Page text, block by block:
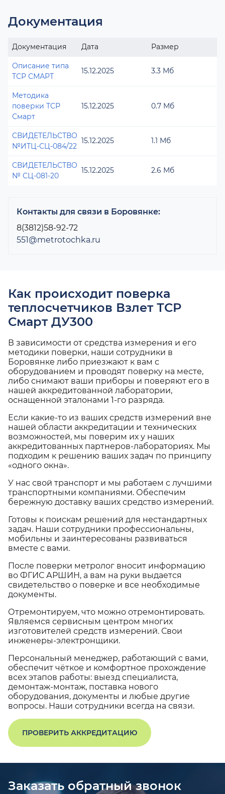
Документация
Документация Дата Размер
Описание типа
ТСР СМАРТ
15.12.2025 3.3 Мб
Методика
поверки ТСР
Смарт
15.12.2025 0.7 Мб
СВИДЕТЕЛЬСТВО
№ИТЦ-СЦ-084/22
15.12.2025 1.1 Мб
СВИДЕТЕЛЬСТВО
№ СЦ-081-20
15.12.2025 2.6 Мб
Контакты для связи в Боровянке:
8(3812)58-92-72
551@metrotochka.ru
Как происходит поверка
теплосчетчиков Взлет ТСР
Смарт ДУ300
В зависимости от средства измерения и его
методики поверки, наши сотрудники в
Боровянке либо приезжают к вам с
оборудованием и проводят поверку на месте,
либо снимают ваши приборы и поверяют его в
нашей аккредитованной лаборатории,
оснащенной эталонами 1-го разряда.
Если какие-то из ваших средств измерений вне
нашей области аккредитации и технических
возможностей, мы поверим их у наших
аккредитованных партнеров-лабораториях. Мы
подходим к решению ваших задач по принципу
«одного окна».
У нас свой транспорт и мы работаем с лучшими
транспортными компаниями. Обеспечим
бережную доставку ваших средство измерений.
Готовы к поискам решений для нестандартных
задач. Наши сотрудники профессиональны,
мобильны и заинтересованы развиваться
вместе с вами.
После поверки метролог вносит информацию
во ФГИС АРШИН, а вам на руки выдается
свидетельство о поверке и все необходимые
документы.
Отремонтируем, что можно отремонтировать.
Являемся сервисным центром многих
изготовителей средств измерений. Свои
инженеры-электронщики.
Персональный менеджер, работающий с вами,
обеспечит чёткое и комфортное прохождение
всех этапов работы: выезд специалиста,
демонтаж-монтаж, поставка нового
оборудования, документы и любые другие
вопросы. Наши сотрудники всегда на связи.
ПРОВЕРИТЬ АККРЕДИТАЦИЮ
Заказать обратный звонок